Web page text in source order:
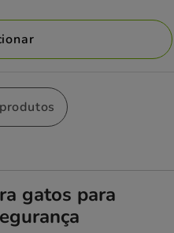
gatos para